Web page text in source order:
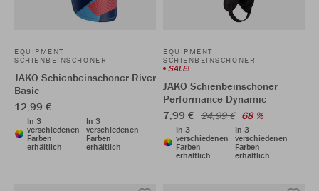
EQUIPMENT
SCHIENBEINSCHONER
JAKO Schienbeinschoner River
Basic
12,99 €
In 3
verschiedenen
Farben
erhältlich
In 3
verschiedenen
Farben
erhältlich
EQUIPMENT
SCHIENBEINSCHONER
SALE!
JAKO Schienbeinschoner
Performance Dynamic
7,99 € 24,99 € 68 %
In 3
verschiedenen
Farben
erhältlich
In 3
verschiedenen
Farben
erhältlich